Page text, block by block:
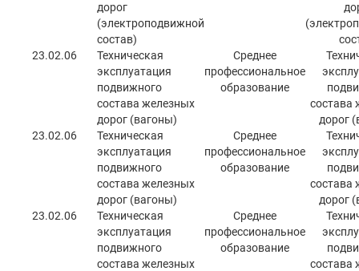
дорог
(электроподвижной
состав)
23.02.06
Техническая
эксплуатация
подвижного
состава железных
дорог (вагоны)
Среднее
профессиональное
образование
состава
дорог
23.02.06
Техническая
эксплуатация
подвижного
состава железных
дорог (вагоны)
Среднее
профессиональное
образование
состава
дорог
23.02.06
Техническая
эксплуатация
подвижного
состава железных
Среднее
профессиональное
образование
состава